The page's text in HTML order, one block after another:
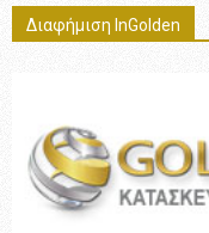
Διαφήμιση InGolden